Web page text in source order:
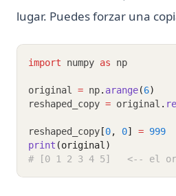
lugar. Puedes forzar una
import numpy as np
original = np. arange(6)
reshaped_copy = original .
reshaped_copy [0, 0] = 999
print (original)
# [0 1 2 3 4 5]   <-- el